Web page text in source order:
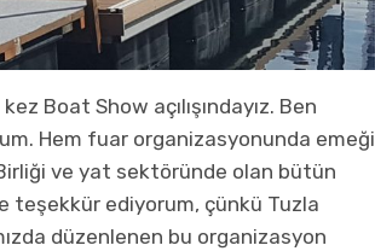
Boat Show açılışındayız. Ben
Hem fuar organizasyonunda emeği
ve yat sektöründe olan bütün
teşekkür ediyorum, çünkü Tuzla
düzenlenen bu organizasyon